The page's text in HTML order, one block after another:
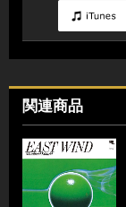
関連商品